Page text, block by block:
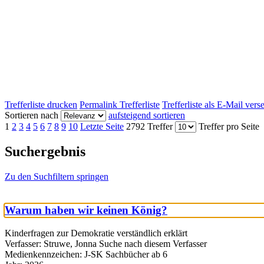
Trefferliste drucken Permalink Trefferliste Trefferliste als E-Mail
Sortieren nach
aufsteigend sortieren
1 2 3 4 5 6 7 8 9 10 Letzte Seite 2792 Treffer Treffer pro Seite
Suchergebnis
Zu den Suchfiltern springen
Warum haben wir keinen König?
Kinderfragen zur Demokratie verständlich erklärt
Verfasser: Struwe, Jonna Suche nach diesem Verfasser
Medienkennzeichen: J-SK Sachbücher ab 6